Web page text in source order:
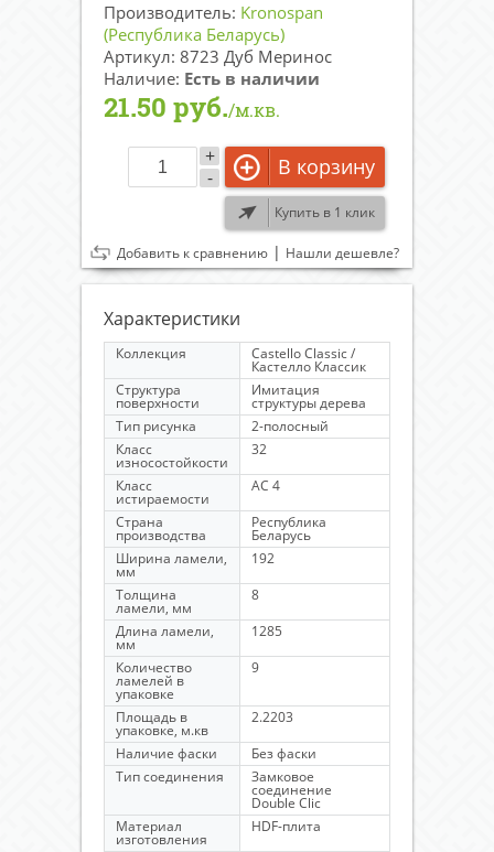
Производитель: Kronospan
(Республика Беларусь)
Артикул: 8723 Дуб Меринос
Наличие: Есть в наличии
21.50 руб./м.кв.
-
+ В корзину
Купить в 1 клик
Добавить к сравнению | Нашли дешевле?
Характеристики
Коллекция Castello Classic /
Кастелло Классик
Структура
поверхности
Имитация
структуры дерева
Тип рисунка
2-полосный
Класс
износостойкости
32
Класс
истираемости
AC 4
Страна
производства
Республика
Беларусь
Ширина ламели,
мм
192
Толщина
ламели, мм
8
Длина ламели,
мм
1285
Количество
ламелей в
упаковке
9
Площадь в
упаковке, м.кв
2.2203
Наличие фаски
Без фаски
Тип соединения
Замковое
соединение
Double Clic
Материал
изготовления
HDF-плита